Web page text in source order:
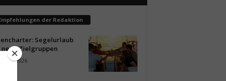
der Redaktion
Segelurlaub
Zielgruppen
2026